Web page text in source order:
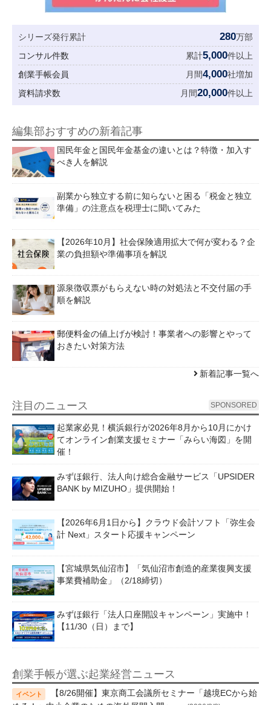
シリーズ発行累計 280万部
コンサル件数
累計5,000件以上
創業手帳会員
月間4,000社増加
資料請求数
月間20,000件以上
編集部おすすめの新着記事
国民年金と国民年金基金の違いとは？特徴・加入す
べき人を解説
副業から独立する前に知らないと困る「税金と独立
準備」の注意点を税理士に聞いてみた
【2026年10月】社会保険適用拡大で何が変わる？企
業の負担額や準備事項を解説
源泉徴収票がもらえない時の対処法と不交付届の手
順を解説
郵便料金の値上げが検討！事業者への影響とやって
おきたい対策方法
新着記事一覧へ
注目のニュース SPONSORED
起業家必見！横浜銀行が2026年8月から10月にかけ
てオンライン創業支援セミナー「みらい海図」を開
催！
みずほ銀行、法人向け総合金融サービス「UPSIDER
BANK by MIZUHO」提供開始！
【2026年6月1日から】クラウド会計ソフト「弥生会
計 Next」スタート応援キャンペーン
【宮城県気仙沼市】「気仙沼市創造的産業復興支援
事業費補助金」（2/18締切）
みずほ銀行「法人口座開設キャンペーン」実施中！
【11/30（日）まで】
創業手帳が選ぶ起業経営ニュース
【8/26開催】東京商工会議所セミナー「越境ECから始